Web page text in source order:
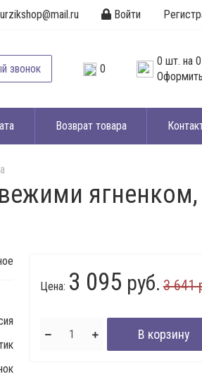
Войти
звонок 0
0 шт. на
Оформить
Возврат товара
ягненком,
Цена: 3 095 руб. 3 641